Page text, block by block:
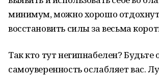
минимум, можно хорошо
восстановить силы за весьма
Так кто тут негипнабелен?
самоуверенность ослабляет вас.